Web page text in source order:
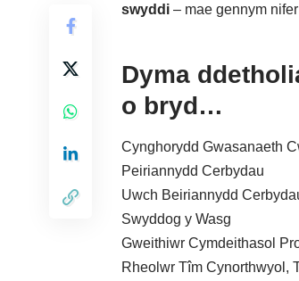
swyddi – mae gennym
Dyma
o bryd…
Cynghorydd Gwasanaeth
Peiriannydd Cerbydau
Uwch Beiriannydd
Swyddog y Wasg
Gweithiwr Cymdeithasol
Rheolwr Tîm Cynorthwyol,